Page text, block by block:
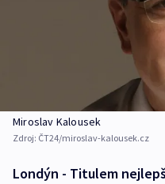
Miroslav Kalousek
Zdroj: ČT24/miroslav-kalousek.cz
Londýn - Titulem